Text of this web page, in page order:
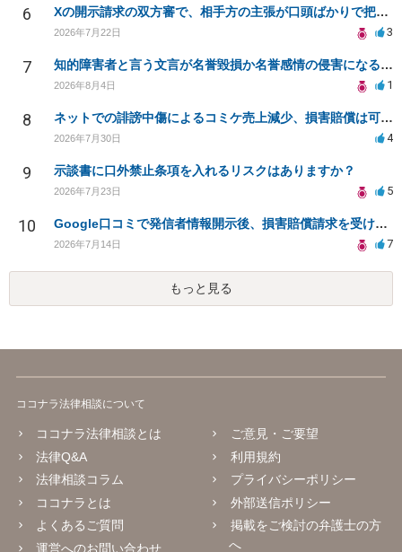
6 Xの開示請求の双方審で、相手方の主張が口頭ばかりで把握しきれません
2026年7月22日 3
7 知的障害者と言う文言が名誉毀損か名誉感情の侵害になるか教えてほしい。
2026年8月4日 1
8 ネットでの誹謗中傷によるコミケ売上減少、損害賠償は可能か？
2026年7月30日 4
9 示談書に口外禁止条項を入れるリスクはありますか？
2026年7月23日 5
10 Google口コミで発信者情報開示後、損害賠償請求を受けています。示談について相談です。
2026年7月14日 7
もっと見る
ココナラ法律相談について
ココナラ法律相談とは
法律Q&A
法律相談コラム
ココナラとは
よくあるご質問
運営へのお問い合わせ
ご意見・ご要望
利用規約
プライバシーポリシー
外部送信ポリシー
掲載をご検討の弁護士の方
へ